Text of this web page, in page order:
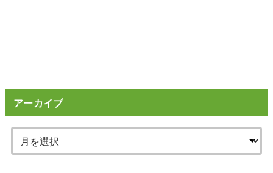
アーカイブ